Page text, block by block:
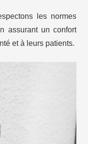
les normes
assurant un confort
et à leurs patients.